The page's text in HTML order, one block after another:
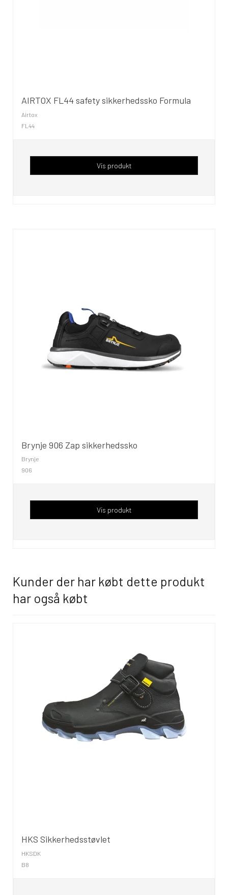
AIRTOX FL44 safety sikkerhedssko Formula
Airtox
FL44
Vis produkt
Brynje 906 Zap sikkerhedssko
Brynje
906
Vis produkt
Kunder der har købt dette produkt
har også købt
HKS Sikkerhedsstøvlet
HKSDK
B8